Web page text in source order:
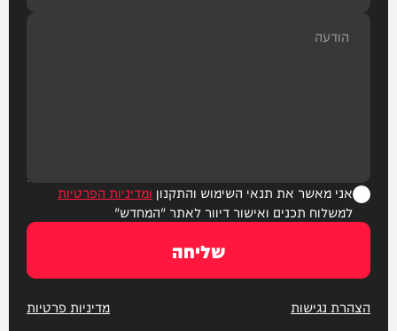
אני מאשר את תנאי השימוש והתקנון ומדיניות הפרטיות
למשלוח תכנים ואישור דיוור לאתר "המחדש"
שליחה
הצהרת נגישות מדיניות פרטיות